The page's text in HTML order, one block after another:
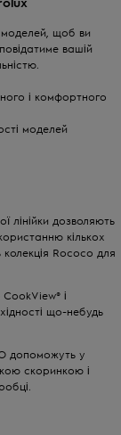
моделей, щоб ви
вашій
і комфортного
моделей
лінійки дозволяють
кількох
колекція Rococo для
і
що-небудь
допоможуть у
скоринкою і